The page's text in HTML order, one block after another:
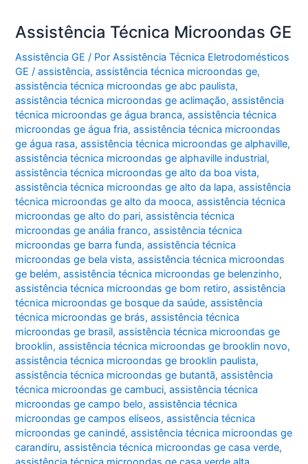
Assistência Técnica Microondas GE
Assistência GE / PorAssistência Técnica Eletrodomésticos
GE/assistência,assistência técnica microondas ge,
assistência técnica microondas ge abc paulista,
assistência técnica microondas ge aclimação,assistência
técnica microondas ge água branca,assistência técnica
microondas ge água fria,assistência técnica microondas
ge água rasa,assistência técnica microondas ge alphaville,
assistência técnica microondas ge alphaville industrial,
assistência técnica microondas ge alto da boa vista,
assistência técnica microondas ge alto da lapa,assistência
técnica microondas ge alto da mooca,assistência técnica
microondas ge alto do pari,assistência técnica
microondas ge anália franco,assistência técnica
microondas ge barra funda,assistência técnica
microondas ge bela vista,assistência técnica microondas
ge belém,assistência técnica microondas ge belenzinho,
assistência técnica microondas ge bom retiro,assistência
técnica microondas ge bosque da saúde,assistência
técnica microondas ge brás,assistência técnica
microondas ge brasil,assistência técnica microondas ge
brooklin,assistência técnica microondas ge brooklin novo,
assistência técnica microondas ge brooklin paulista,
assistência técnica microondas ge butantã,assistência
técnica microondas ge cambuci,assistência técnica
microondas ge campo belo,assistência técnica
microondas ge campos elíseos,assistência técnica
microondas ge canindé,assistência técnica microondas ge
carandiru,assistência técnica microondas ge casa verde,